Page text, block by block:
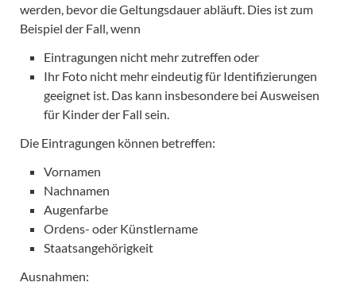
werden, bevor die Geltungsdauer abläuft. Dies ist zum
Beispiel der Fall, wenn
Eintragungen nicht mehr zutreffen oder
Ihr Foto nicht mehr eindeutig für Identifizierungen
geeignet ist. Das kann insbesondere bei Ausweisen
für Kinder der Fall sein.
Die Eintragungen können betreffen:
Vornamen
Nachnamen
Augenfarbe
Ordens- oder Künstlername
Staatsangehörigkeit
Ausnahmen: